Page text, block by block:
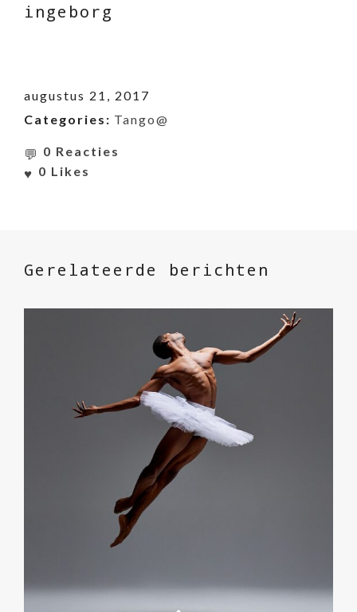
ingeborg
augustus 21, 2017
Categories: Tango@
0 Reacties
0 Likes
Gerelateerde berichten